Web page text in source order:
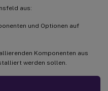
aus:
und Optionen auf
Komponenten aus
werden sollen.